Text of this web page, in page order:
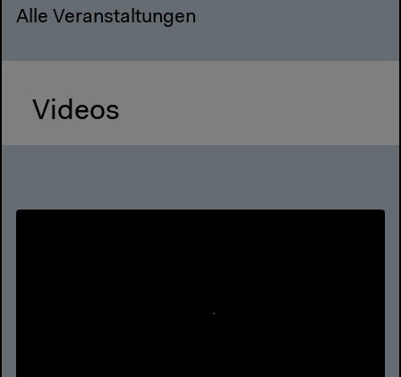
Alle Veranstaltungen
Videos